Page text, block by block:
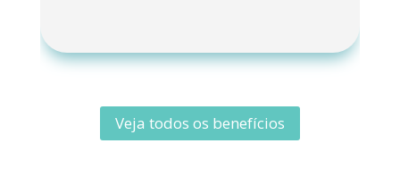
Veja todos os benefícios